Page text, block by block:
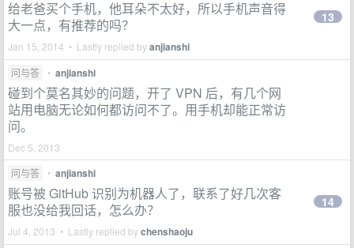
给老爸买个手机，他耳朵不太好，所以手机声音得
大一点，有推荐的吗？
Jan 15, 2014 • Lastly replied byanjianshi
13
问与答 • anjianshi
碰到个莫名其妙的问题，开了 VPN 后，有几个网
站用电脑无论如何都访问不了。用手机却能正常访
问。
Dec 5, 2013
问与答
• anjianshi
账号被 GitHub 识别为机器人了，联系了好几次客
服也没给我回话，怎么办？
Jul 4, 2013 • Lastly replied bychenshaoju
14